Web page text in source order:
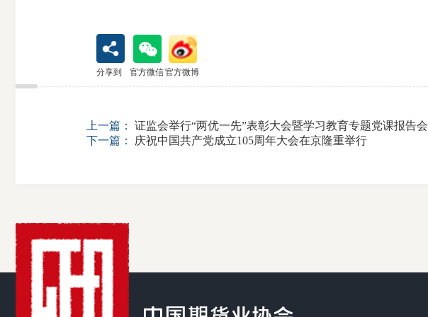
分享到 官方微信官方微博
上一篇：
证监会举行“两优一先”表彰大会暨学习教育专题党课报告会
下一篇：
庆祝中国共产党成立105周年大会在京隆重举行
司
投
诉